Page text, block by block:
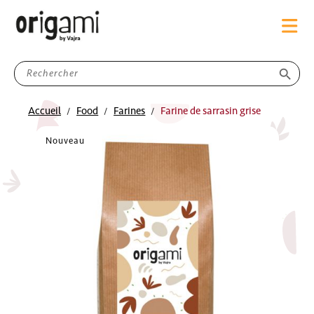
search
Accueil Food Farines Farine de sarrasin grise
Nouveau